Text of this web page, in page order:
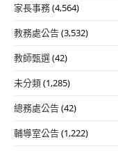
家長事務(4,564)
教務處公告(3,532)
教師甄選(42)
未分類(1,285)
總務處公告(42)
輔導室公告(1,222)